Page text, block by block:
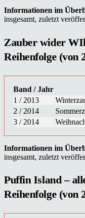
Informationen im
insgesamt, zuletzt
Zauber wider
Reihenfolge (von
Band / Jahr
1 / 2013
2 / 2014
3 / 2014
Informationen im
insgesamt, zuletzt
Puffin Island –
Reihenfolge (von